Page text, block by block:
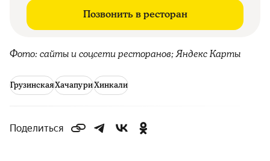
Позвонить в ресторан
Фото: сайты и соцсети ресторанов; Яндекс Карты
ГрузинскаяХачапуриХинкали
Поделиться